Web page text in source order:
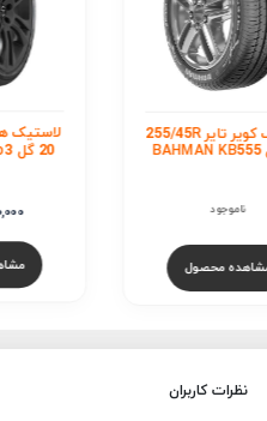
لاستیک هانکوک 255/45R
20 گل Ventus S1 evo3
68,000,000
مشاهده محصول
20 گل ECSTA PS71
نظرات کاربران